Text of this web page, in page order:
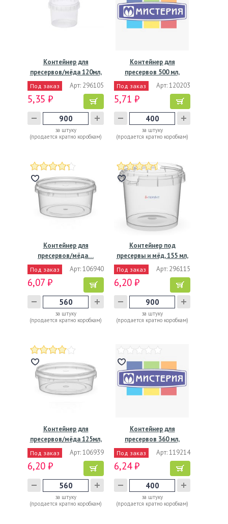
Контейнер для
пресервов/мёда 120мл,
"банка"…
Под заказ Арт: 296105
5,35 ₽
за штуку
(продается кратно коробкам)
Контейнер для
пресервов 500 мл,
d112хh77 мм,…
Под заказ Арт: 120203
5,71 ₽
за штуку
(продается кратно коробкам)
Контейнер для
пресервов/мёда…
Под заказ Арт: 106940
6,07 ₽
за штуку
(продается кратно коробкам)
Контейнер под
пресервы и мёд, 155 мл,
Под заказ Арт: 296115
6,20 ₽
за штуку
(продается кратно коробкам)
Контейнер для
пресервов/мёда 125мл,
"банка"…
Под заказ Арт: 106939
6,20 ₽
за штуку
(продается кратно коробкам)
Контейнер для
пресервов 360 мл,
d112хh55 мм,…
Под заказ Арт: 119214
6,24 ₽
за штуку
(продается кратно коробкам)